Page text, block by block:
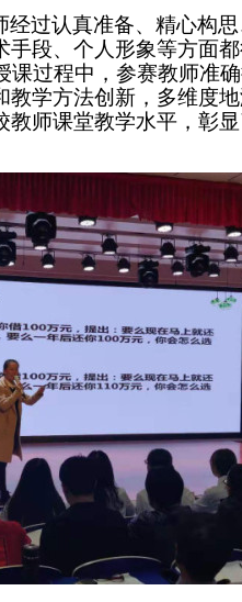
经过认真准备、精心构
手段、个人形象等方面
课过程中，参赛教师准
教学方法创新，多维度
教师课堂教学水平，彰